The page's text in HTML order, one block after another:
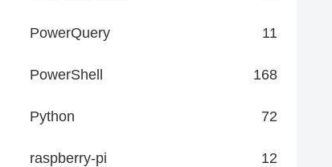
PowerQuery 11
PowerShell 168
Python 72
raspberry-pi 12